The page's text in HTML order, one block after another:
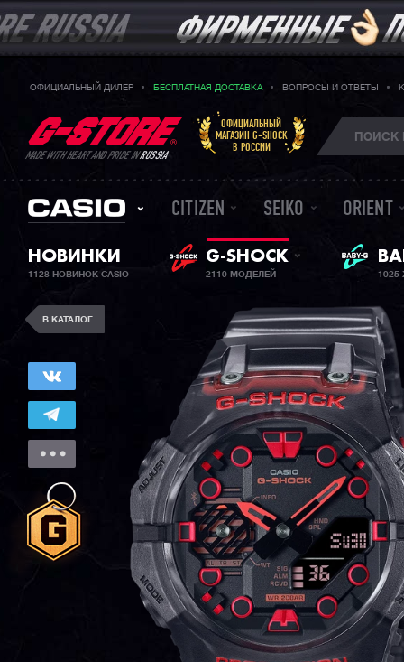
ОФИЦИАЛЬНЫЙ ДИЛЕР БЕСПЛАТНАЯ ДОСТАВКА ВОПРОСЫ И ОТВЕТЫ
MADE WITH HEART AND PRIDE INRUSSIA
ОФИЦИАЛЬНЫЙ
МАГАЗИН G-SHOCK
В РОССИИ
CITIZEN SEIKO ORIENT
НОВИНКИ
1128 НОВИНОК CASIO
G-SHOCK
2110 МОДЕЛЕЙ
В КАТАЛОГ